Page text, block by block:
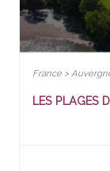
France >
LES PLAGES